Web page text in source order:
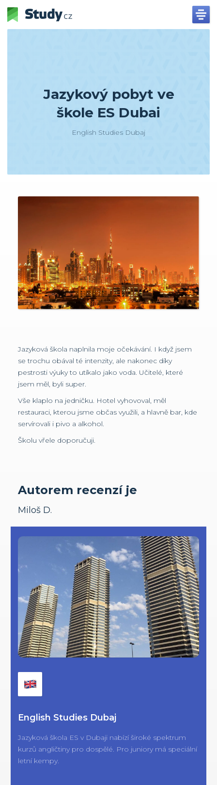
Jazykový pobyt ve
škole ES Dubai
English Studies Dubaj
Jazyková škola naplnila moje očekávání. I když jsem
se trochu obával té intenzity, ale nakonec díky
pestrosti výuky to utíkalo jako voda. Učitelé, které
jsem měl, byli super.
Vše klaplo na jedničku. Hotel vyhovoval, měl
restauraci, kterou jsme občas využili, a hlavně bar, kde
servírovali i pivo a alkohol.
Školu vřele doporučuji.
Autorem recenzí je
Miloš D.
English Studies Dubaj
Jazyková škola ES v Dubaji nabízí široké spektrum
kurzů angličtiny pro dospělé. Pro juniory má speciální
letní kempy.